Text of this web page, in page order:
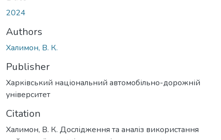
2024
Authors
Халимон, В. К.
Publisher
Харківський національний автомобільно-дорожній
університет
Citation
Халимон, В. К. Дослідження та аналіз використання